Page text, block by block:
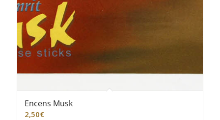
Encens Musk
2,50€